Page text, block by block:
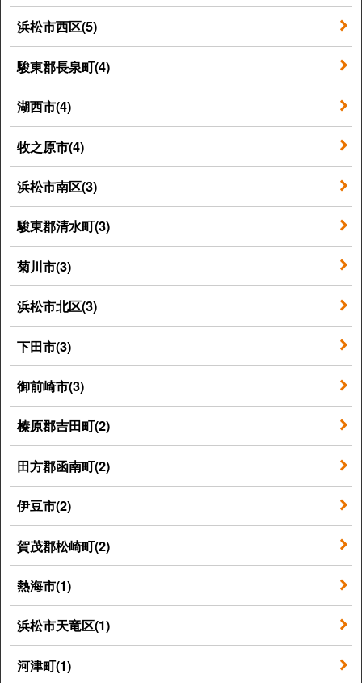
浜松市西区(5)
駿東郡長泉町(4)
湖西市(4)
牧之原市(4)
浜松市南区(3)
駿東郡清水町(3)
菊川市(3)
浜松市北区(3)
下田市(3)
御前崎市(3)
榛原郡吉田町(2)
田方郡函南町(2)
伊豆市(2)
賀茂郡松崎町(2)
熱海市(1)
浜松市天竜区(1)
河津町(1)